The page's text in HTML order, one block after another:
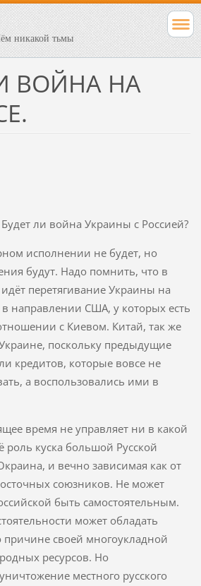
никакой тьмы
ВОЙНА НА
ли война Украины с Россией?
исполнении не будет, но
будут. Надо помнить, что в
перетягивание Украины на
в направлении США, у которых есть
с Киевом. Китай, так же
поскольку предыдущие
кредитов, которые вовсе не
а воспользовались ими в
время не управляет ни в какой
роль куска большой Русской
и вечно зависимая как от
союзников. Не может
быть самостоятельным.
может обладать
причине своей многоукладной
ресурсов. Но
местного русского